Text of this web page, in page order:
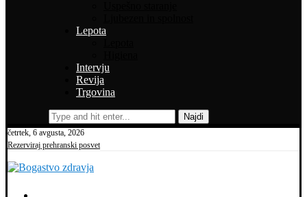
Lepota
Intervju
Revija
Trgovina
Najdi
četrtek, 6 avgusta, 2026
Rezerviraj prehranski posvet